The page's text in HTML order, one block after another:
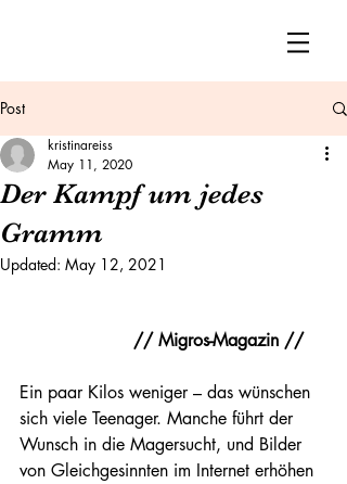
Post
Der Kampf um jedes
Gramm
kristinareiss
May 11, 2020
Updated: May 12, 2021
// Migros-Magazin //
Ein paar Kilos weniger – das wünschen
sich viele Teenager. Manche führt der
Wunsch in die Magersucht, und Bilder
von Gleichgesinnten im Internet erhöhen